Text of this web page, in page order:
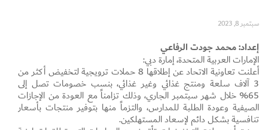
سبتمبر 8, 2023
إعداد: محمد جودت الرفاعي
الإمارات العربية المتحدة، إمارة دبي:
أعلنت تعاونية الاتحاد عن إطلاقها 8 حملات ترويجية لتخفيض أكثر من
3 آلاف سلعة ومنتج غذائي وغير غذائي، بنسب خصومات تصل إلى
65% خلال شهر سبتمبر الجاري، وذلك تزامناً مع العودة من الإجازات
الصيفية وعودة الطلبة للمدارس، والتزماً منها بتوفير منتجات بأسعار
تنافسية بشكل دائم لإسعاد المستهلكين.